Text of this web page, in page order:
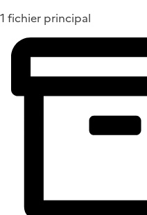
1 fichier principal